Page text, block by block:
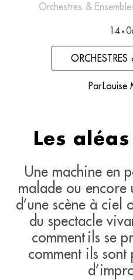
Orchestres &
14 •
ORCHESTRES
Par Louise
Les
Une machine en
malade ou encore
d’une scène à ciel
du spectacle
comment ils se
comment ils